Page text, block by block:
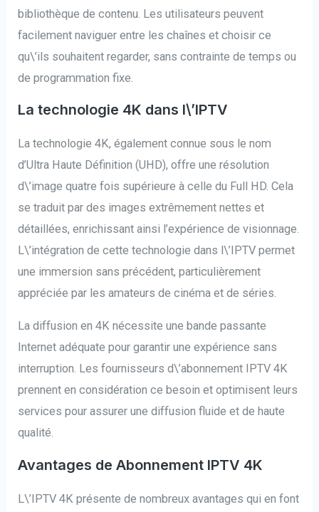
bibliothèque de contenu. Les utilisateurs peuvent
facilement naviguer entre les chaînes et choisir ce
qu\’ils souhaitent regarder, sans contrainte de temps ou
de programmation fixe.
La technologie 4K dans l\’IPTV
La technologie 4K, également connue sous le nom
d’Ultra Haute Définition (UHD), offre une résolution
d\’image quatre fois supérieure à celle du Full HD. Cela
se traduit par des images extrêmement nettes et
détaillées, enrichissant ainsi l’expérience de visionnage.
L\’intégration de cette technologie dans l\’IPTV permet
une immersion sans précédent, particulièrement
appréciée par les amateurs de cinéma et de séries.
La diffusion en 4K nécessite une bande passante
Internet adéquate pour garantir une expérience sans
interruption. Les fournisseurs d\’abonnement IPTV 4K
prennent en considération ce besoin et optimisent leurs
services pour assurer une diffusion fluide et de haute
qualité.
Avantages de Abonnement IPTV 4K
L\’IPTV 4K présente de nombreux avantages qui en font